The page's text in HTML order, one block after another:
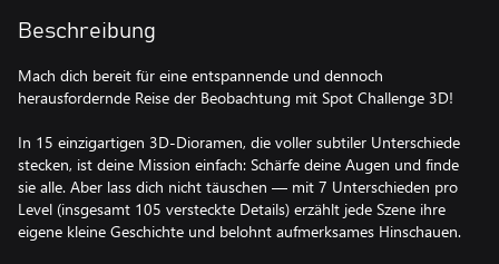
Beschreibung
Mach dich bereit für eine entspannende und dennoch
herausfordernde Reise der Beobachtung mit Spot Challenge 3D!
In 15 einzigartigen 3D-Dioramen, die voller subtiler Unterschiede
stecken, ist deine Mission einfach: Schärfe deine Augen und finde
sie alle. Aber lass dich nicht täuschen — mit 7 Unterschieden pro
Level (insgesamt 105 versteckte Details) erzählt jede Szene ihre
eigene kleine Geschichte und belohnt aufmerksames Hinschauen.